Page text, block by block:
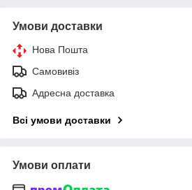
Умови доставки
Нова Пошта
Самовивіз
Адресна доставка
Всі умови доставки
Умови оплати